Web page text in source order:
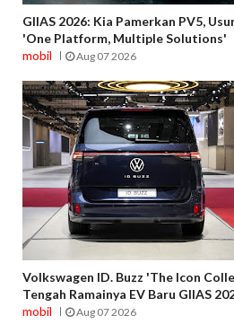
GIIAS 2026: Kia Pamerkan PV5,
'One Platform, Multiple Solutions'
mobil
Aug 07 2026
Volkswagen ID. Buzz 'The Icon
Tengah Ramainya EV Baru GIIAS
mobil
Aug 07 2026